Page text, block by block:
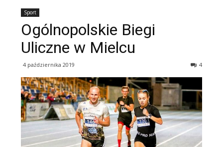
Sport
Ogólnopolskie Biegi
Uliczne w Mielcu
4 października 2019 4